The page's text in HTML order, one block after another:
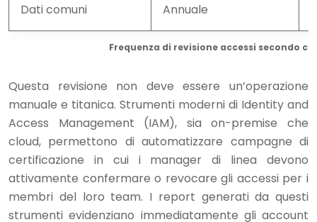
Frequenza di revisione accessi secondo
Dati comuni Annuale
Questa revisione non deve essere un’operazione
manuale e titanica. Strumenti moderni di Identity and
Access Management (IAM), sia on-premise che
cloud, permettono di automatizzare campagne di
certificazione in cui i manager di linea devono
attivamente confermare o revocare gli accessi per i
membri del loro team. I report generati da questi
strumenti evidenziano immediatamente gli account